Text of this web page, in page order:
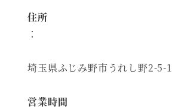
住所
：
埼玉県ふじみ野市うれし野2-5-
営業時間